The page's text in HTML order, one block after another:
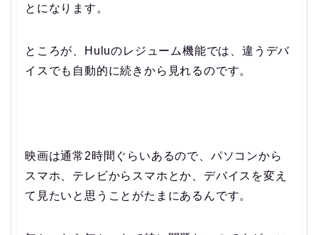
とになります。
ところが、Huluのレジューム機能では、違うデバ
イスでも自動的に続きから見れるのです。
映画は通常2時間ぐらいあるので、パソコンから
スマホ、テレビからスマホとか、デバイスを変え
て見たいと思うことがたまにあるんです。